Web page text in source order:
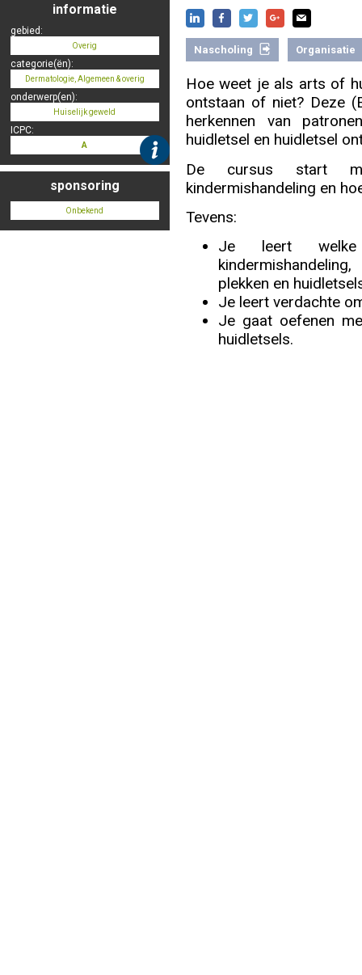
Registreren
Inloggen
informatie
gebied:
Overig
categorie(ën):
Dermatologie, Algemeen & overig
onderwerp(en):
Huiselijk geweld
ICPC:
A
sponsoring
Onbekend
Nascholing Organisatie
Hoe weet je als arts of
ontstaan of niet? Deze
herkennen van
huidletsel en huidletsel
De cursus start
kindermishandeling en
Tevens:
Je leert welke
plekken en
Je leert verdachte
Je gaat oefenen
huidletsels.